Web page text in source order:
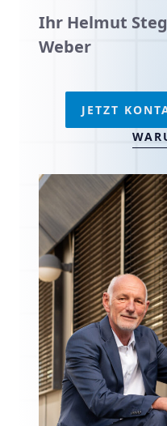
Ihr Helmut
Weber
JETZT